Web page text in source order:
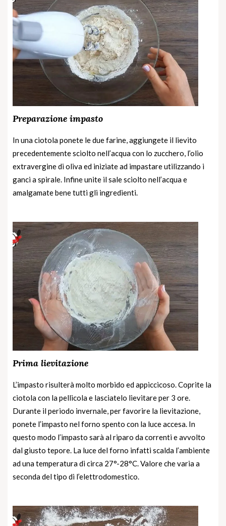
Preparazione impasto
In una ciotola ponete le due farine, aggiungete il lievito
precedentemente sciolto nell’acqua con lo zucchero, l’olio
extravergine di oliva ed iniziate ad impastare utilizzando i
ganci a spirale. Infine unite il sale sciolto nell’acqua e
amalgamate bene tutti gli ingredienti.
Prima lievitazione
L’impasto risulterà molto morbido ed appiccicoso. Coprite la
ciotola con la pellicola e lasciatelo lievitare per 3 ore.
Durante il periodo invernale, per favorire la lievitazione,
ponete l’impasto nel forno spento con la luce accesa. In
questo modo l’impasto sarà al riparo da correnti e avvolto
dal giusto tepore. La luce del forno infatti scalda l’ambiente
ad una temperatura di circa 27°-28°C. Valore che varia a
seconda del tipo di l’elettrodomestico.